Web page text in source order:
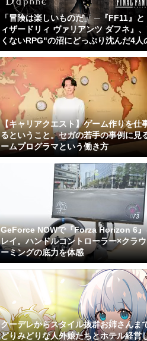
「冒険は楽しいものだ」 ─『FF11』と
ィザードリィ ヴァリアンツ ダフネ』
くないRPG"の沼にどっぷり沈んだ4人
【キャリアクエスト】ゲーム作りを仕
るということ。セガの若手の事例に見
ームプログラマという働き方
GeForce NOWで『Forza Horizon 6』
レイ。ハンドルコントローラー×クラ
ーミングの底力を体感
クーデレからスタイル抜群お姉さんま
どりみどりな人外娘たちとホテル経営